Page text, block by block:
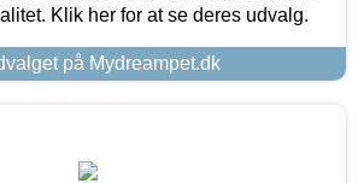
Klik her for at se deres udvalg.
på Mydreampet.dk